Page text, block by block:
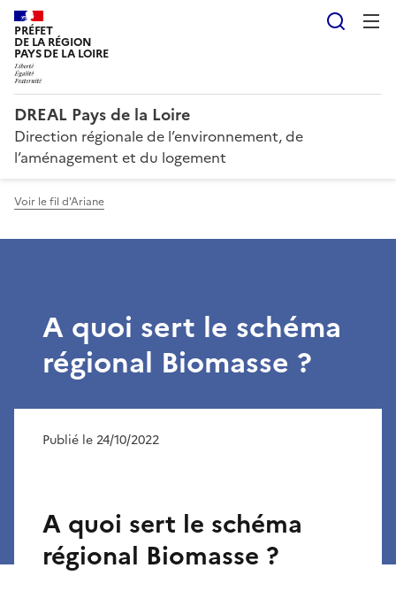
PRÉFET
DE LA RÉGION
PAYS DE LA LOIRE
DREAL Pays de la Loire
Direction régionale de l’environnement, de
l’aménagement et du logement
Voir le fil d'Ariane
A quoi sert le schéma
régional Biomasse ?
Publié le 24/10/2022
A quoi sert le schéma
régional Biomasse ?